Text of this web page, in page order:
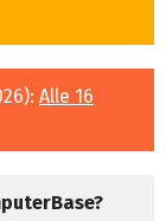
Alle 16